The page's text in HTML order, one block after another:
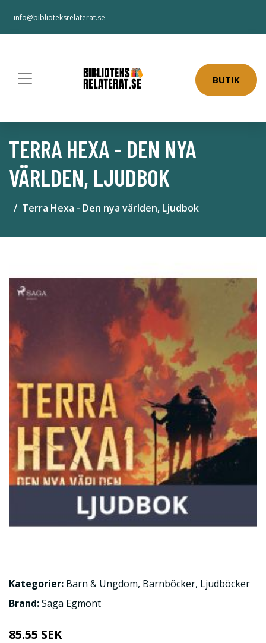
info@biblioteksrelaterat.se
BUTIK
TERRA HEXA - DEN NYA
VÄRLDEN, LJUDBOK
Terra Hexa - Den nya världen, Ljudbok
Kategorier: Barn & Ungdom, Barnböcker, Ljudböcker
Brand:Saga Egmont
85.55 SEK